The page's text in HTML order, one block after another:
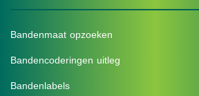
Bandenmaat opzoeken
Bandencoderingen uitleg
Bandenlabels